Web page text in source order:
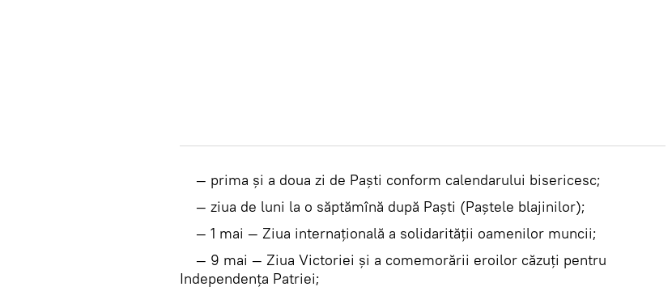
— prima şi a doua zi de Paşti conform calendarului bisericesc;
— ziua de luni la o săptămînă după Paşti (Paştele blajinilor);
— 1 mai — Ziua internaţională a solidarităţii oamenilor muncii;
— 9 mai — Ziua Victoriei şi a comemorării eroilor căzuţi pentru
Independenţa Patriei;